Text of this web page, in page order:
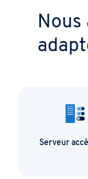
Nous
Serveur